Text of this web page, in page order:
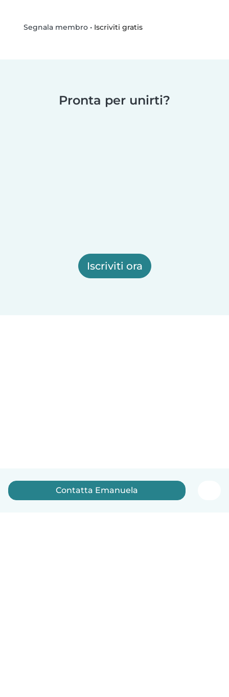
Segnala membro• Iscriviti gratis
Pronta per unirti?
Iscriviti ora
Contatta Emanuela